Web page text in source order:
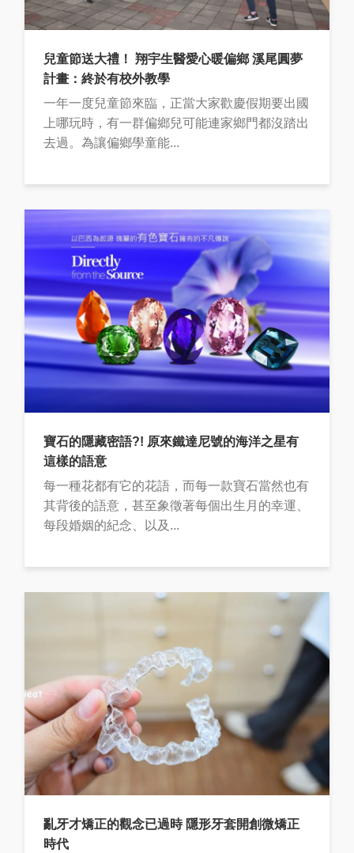
兒童節送大禮！ 翔宇生醫愛心暖偏鄉 溪尾圓夢
計畫：終於有校外教學
一年一度兒童節來臨，正當大家歡慶假期要出國
上哪玩時，有一群偏鄉兒可能連家鄉門都沒踏出
去過。為讓偏鄉學童能...
寶石的隱藏密語?! 原來鐵達尼號的海洋之星有
這樣的語意
每一種花都有它的花語，而每一款寶石當然也有
其背後的語意，甚至象徵著每個出生月的幸運、
每段婚姻的紀念、以及...
亂牙才矯正的觀念已過時 隱形牙套開創微矯正
時代